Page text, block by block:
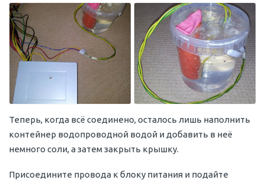
Теперь, когда всё соединено, осталось лишь наполнить
контейнер водопроводной водой и добавить в неё
немного соли, а затем закрыть крышку.
Присоедините провода к блоку питания и подайте